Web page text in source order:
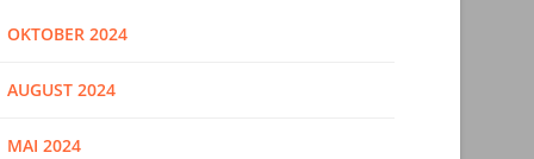
OKTOBER 2024
AUGUST 2024
MAI 2024